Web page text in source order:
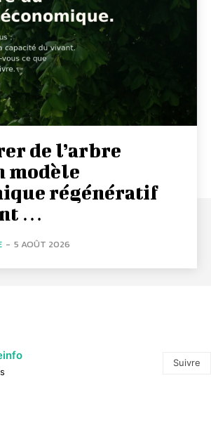
de l’arbre
modèle
régénératif
…
- 5 AOÛT 2026
Suivre